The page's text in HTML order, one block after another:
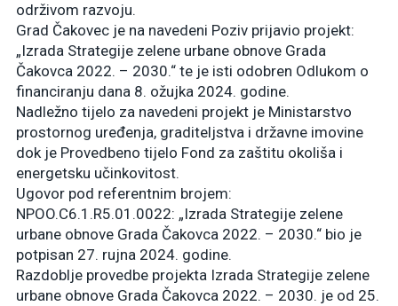
održivom razvoju.
Grad Čakovec je na navedeni Poziv prijavio projekt:
„Izrada Strategije zelene urbane obnove Grada
Čakovca 2022. – 2030.“ te je isti odobren Odlukom o
financiranju dana 8. ožujka 2024. godine.
Nadležno tijelo za navedeni projekt je Ministarstvo
prostornog uređenja, graditeljstva i državne imovine
dok je Provedbeno tijelo Fond za zaštitu okoliša i
energetsku učinkovitost.
Ugovor pod referentnim brojem:
NPOO.C6.1.R5.01.0022: „Izrada Strategije zelene
urbane obnove Grada Čakovca 2022. – 2030.“ bio je
potpisan 27. rujna 2024. godine.
Razdoblje provedbe projekta Izrada Strategije zelene
urbane obnove Grada Čakovca 2022. – 2030. je od 25.